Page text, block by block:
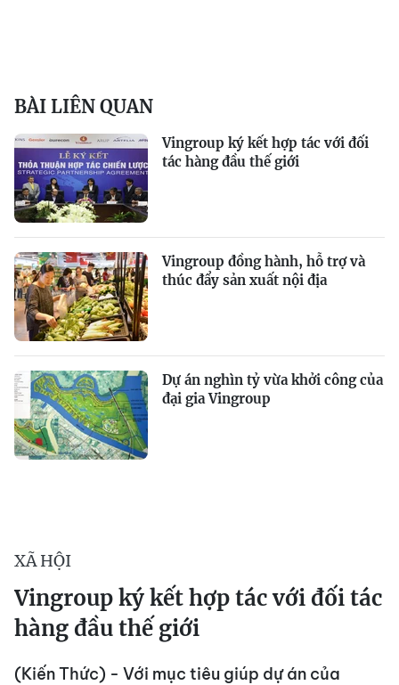
BÀI LIÊN QUAN
Vingroup ký kết hợp tác với đối
tác hàng đầu thế giới
Vingroup đồng hành, hỗ trợ và
thúc đẩy sản xuất nội địa
Dự án nghìn tỷ vừa khởi công của
đại gia Vingroup
XÃ HỘI
Vingroup ký kết hợp tác với đối tác
hàng đầu thế giới
(Kiến Thức) - Với mục tiêu giúp dự án của